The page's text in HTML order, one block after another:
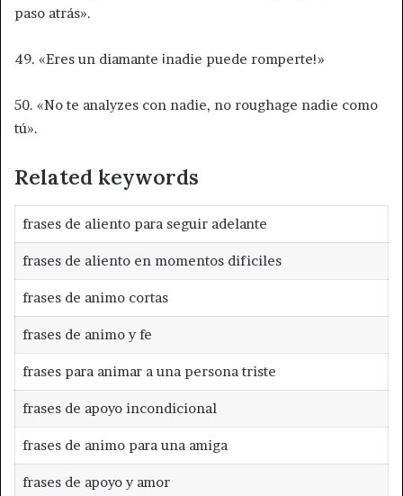
paso atrás».
49. «Eres un diamante ¡nadie puede romperte!»
50. «No te analyzes con nadie, no roughage nadie como
tú».
Related keywords
frases de aliento para seguir adelante
frases de aliento en momentos dificiles
frases de animo cortas
frases de animo y fe
frases para animar a una persona triste
frases de apoyo incondicional
frases de animo para una amiga
frases de apoyo y amor